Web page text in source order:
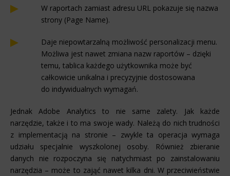
W raportach zamiast adresu URL pokazuje się nazwa
strony (Page Name).
Daje niepowtarzalną możliwość personalizacji menu.
Możliwa jest nawet zmiana nazw raportów – dzięki
temu, tablica każdego użytkownika może być
całkowicie unikalna i precyzyjnie dostosowana
do indywidualnych wymagań.
Jednak Adobe Analytics to nie same zalety. Jak każde
narzędzie, także i to ma swoje wady. Należą do nich trudności
z implementacją na stronie – zwykle ta operacja wymaga
udziału specjalnie wyszkolonej osoby. Również zbieranie
danych nie rozpoczyna się natychmiast po zainstalowaniu
narzędzia – może to zająć nawet kilka dni. W przeciwieństwie